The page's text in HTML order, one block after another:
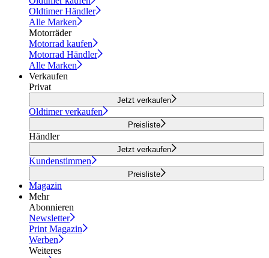
Oldtimer Händler
Alle Marken
Motorräder
Motorrad kaufen
Motorrad Händler
Alle Marken
Verkaufen
Privat
Jetzt verkaufen
Oldtimer verkaufen
Preisliste
Händler
Jetzt verkaufen
Kundenstimmen
Preisliste
Magazin
Mehr
Abonnieren
Newsletter
Print Magazin
Werben
Weiteres